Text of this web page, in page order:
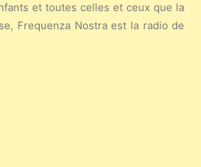
et toutes celles et ceux que la
Frequenza Nostra est la radio de